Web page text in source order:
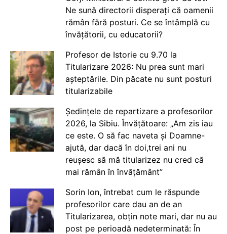
Ne sună directorii disperați că oamenii
rămân fără posturi. Ce se întâmplă cu
învățătorii, cu educatorii?
Profesor de Istorie cu 9.70 la
Titularizare 2026: Nu prea sunt mari
așteptările. Din păcate nu sunt posturi
titularizabile
Ședințele de repartizare a profesorilor
2026, la Sibiu. Învățătoare: „Am zis iau
ce este. O să fac naveta și Doamne-
ajută, dar dacă în doi,trei ani nu
reușesc să mă titularizez nu cred că
mai rămân în învățământ”
Sorin Ion, întrebat cum le răspunde
profesorilor care dau an de an
Titularizarea, obțin note mari, dar nu au
post pe perioadă nedeterminată: În